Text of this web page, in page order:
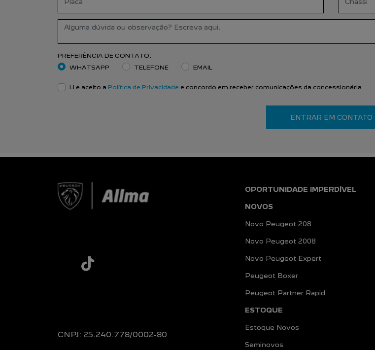
PREFERÊNCIA DE CONTATO:
WHATSAPP
TELEFONE EMAIL
Li e aceito a Política de Privacidade e concordo em receber comunicações da concessionária.
ENTRAR EM CONTATO
CNPJ: 25.240.778/0002-80
OPORTUNIDADE IMPERDÍVEL
NOVOS
Novo Peugeot 208
Novo Peugeot 2008
Novo Peugeot Expert
Peugeot Boxer
Peugeot Partner Rapid
ESTOQUE
Estoque Novos
Seminovos